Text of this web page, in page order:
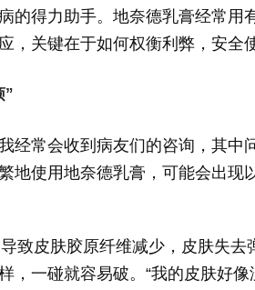
的得力助手。地奈德乳膏经常用
，关键在于如何权衡利弊，安全
”
经常会收到病友们的咨询，其中
地使用地奈德乳膏，可能会出现
致皮肤胶原纤维减少，皮肤失去
，一碰就容易破。“我的皮肤好